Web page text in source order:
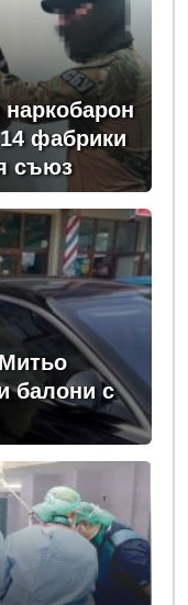
наркобарон
фабрики
съюз
балони с